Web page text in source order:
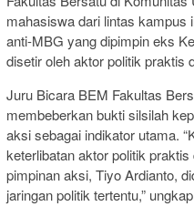
mahasiswa dari lintas
anti-MBG yang dipimpin eks
disetir oleh aktor politik praktis
Juru Bicara BEM Fakultas
membeberkan bukti silsilah
aksi sebagai indikator utama.
keterlibatan aktor politik
pimpinan aksi, Tiyo Ardianto,
jaringan politik tertentu,”